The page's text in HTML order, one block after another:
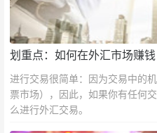
划重点：如何在外汇市场赚钱
进行交易很简单：因为交易中的
票市场），因此，如果你有任何
么进行外汇交易。